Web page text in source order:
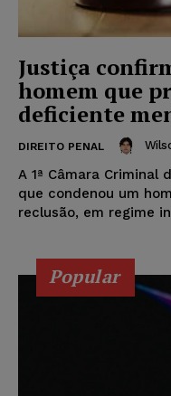
Justiça
homem que
deficiente
DIREITO PENAL
A 1ª Câmara Criminal
que condenou um
reclusão, em regime
Popular